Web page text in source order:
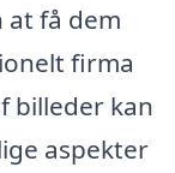
få dem
firma
billeder kan
aspekter